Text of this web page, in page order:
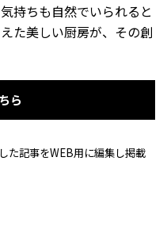
持ちも自然でいられると
た美しい厨房が、その創
ら
た記事をWEB用に編集し掲載